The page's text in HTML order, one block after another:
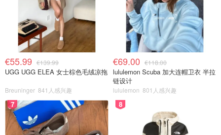
€55.99 €139.99
UGG UGG ELEA 女士棕色毛绒凉拖
Breuninger 841人感兴趣
€69.00 €118.00
lululemon Scuba 加大连帽卫衣 半拉
链设计
lululemon 801人感兴趣
7 8